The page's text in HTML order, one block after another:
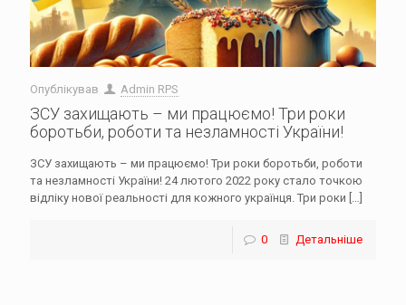
Опублікував Admin RPS
ЗСУ захищають – ми працюємо! Три роки
боротьби, роботи та незламності України!
ЗСУ захищають – ми працюємо! Три роки боротьби, роботи
та незламності України! 24 лютого 2022 року стало точкою
відліку нової реальності для кожного українця. Три роки
0 Детальніше